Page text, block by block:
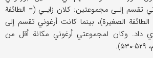
تقسم إلـى مجموعتين: كلان زايـي (= الطائفة
الطائفة الصغيرة)، بينما كانت أرغوني تقسم إلى
داد. وكان لمجموعتي أرغوني مكانة أقل من